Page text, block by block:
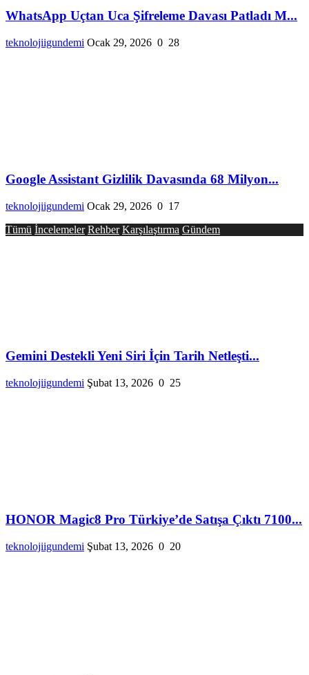
WhatsApp Uçtan Uca Şifreleme Davası Patladı M...
teknolojiigundemi Ocak 29, 2026 0 28
Google Assistant Gizlilik Davasında 68 Milyon...
teknolojiigundemi Ocak 29, 2026 0 17
Tümü İncelemeler Rehber Karşılaştırma Gündem
Gemini Destekli Yeni Siri İçin Tarih Netleşti...
teknolojiigundemi Şubat 13, 2026 0 25
HONOR Magic8 Pro Türkiye’de Satışa Çıktı 7100...
teknolojiigundemi Şubat 13, 2026 0 20